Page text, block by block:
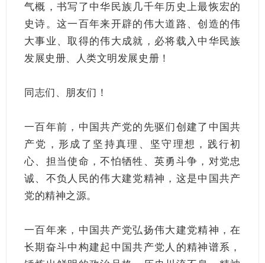
气概，书写了中华民族几千年历史上最恢宏的
史诗。这一百年来开辟的伟大道路、创造的伟
大事业、取得的伟大成就，必将载入中华民族
发展史册、人类文明发展史册！
同志们、朋友们！
一百年前，中国共产党的先驱们创建了中国共
产党，形成了坚持真理、坚守理想，践行初
心、担当使命，不怕牺牲、英勇斗争，对党忠
诚、不负人民的伟大建党精神，这是中国共产
党的精神之源。
一百年来，中国共产党弘扬伟大建党精神，在
长期奋斗中构建起中国共产党人的精神谱系，